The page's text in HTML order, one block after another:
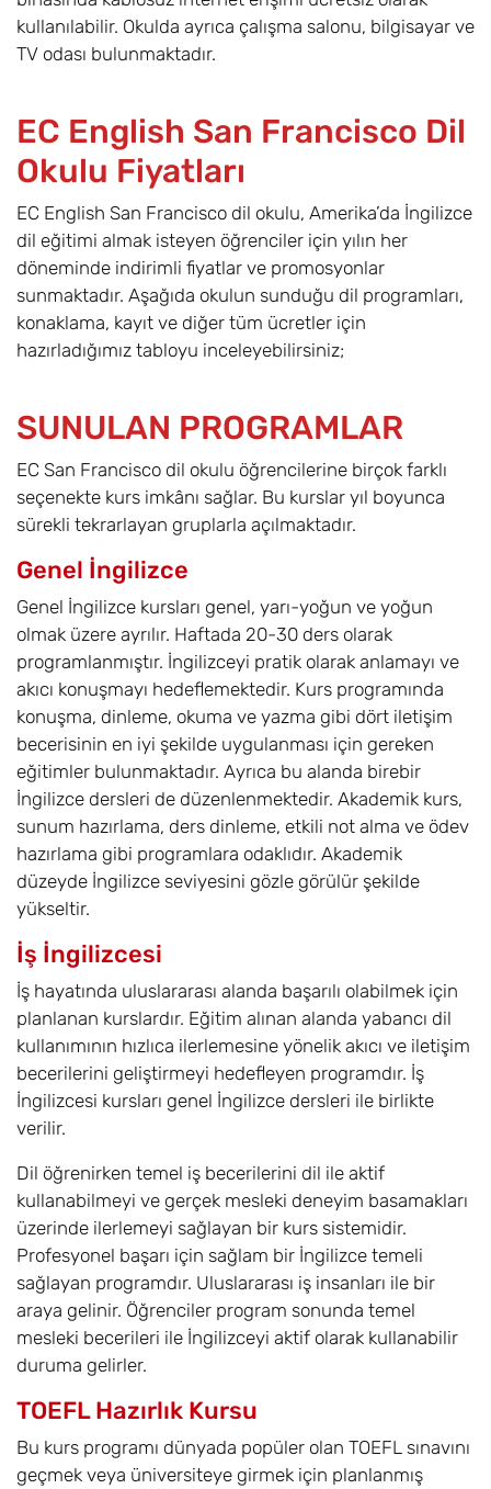
kullanılabilir. Okulda ayrıca çalışma salonu, bilgisayar ve
TV odası bulunmaktadır.
EC English San Francisco Dil
Okulu Fiyatları
EC English San Francisco dil okulu, Amerika’da İngilizce
dil eğitimi almak isteyen öğrenciler için yılın her
döneminde indirimli fiyatlar ve promosyonlar
sunmaktadır. Aşağıda okulun sunduğu dil programları,
konaklama, kayıt ve diğer tüm ücretler için
hazırladığımız tabloyu inceleyebilirsiniz;
SUNULAN PROGRAMLAR
EC San Francisco dil okulu öğrencilerine birçok farklı
seçenekte kurs imkânı sağlar. Bu kurslar yıl boyunca
sürekli tekrarlayan gruplarla açılmaktadır.
Genel İngilizce
Genel İngilizce kursları genel, yarı-yoğun ve yoğun
olmak üzere ayrılır. Haftada 20-30 ders olarak
programlanmıştır. İngilizceyi pratik olarak anlamayı ve
akıcı konuşmayı hedeflemektedir. Kurs programında
konuşma, dinleme, okuma ve yazma gibi dört iletişim
becerisinin en iyi şekilde uygulanması için gereken
eğitimler bulunmaktadır. Ayrıca bu alanda birebir
İngilizce dersleri de düzenlenmektedir. Akademik kurs,
sunum hazırlama, ders dinleme, etkili not alma ve ödev
hazırlama gibi programlara odaklıdır. Akademik
düzeyde İngilizce seviyesini gözle görülür şekilde
yükseltir.
İş İngilizcesi
İş hayatında uluslararası alanda başarılı olabilmek için
planlanan kurslardır. Eğitim alınan alanda yabancı dil
kullanımının hızlıca ilerlemesine yönelik akıcı ve iletişim
becerilerini geliştirmeyi hedefleyen programdır. İş
İngilizcesi kursları genel İngilizce dersleri ile birlikte
verilir.
Dil öğrenirken temel iş becerilerini dil ile aktif
kullanabilmeyi ve gerçek mesleki deneyim basamakları
üzerinde ilerlemeyi sağlayan bir kurs sistemidir.
Profesyonel başarı için sağlam bir İngilizce temeli
sağlayan programdır. Uluslararası iş insanları ile bir
araya gelinir. Öğrenciler program sonunda temel
mesleki becerileri ile İngilizceyi aktif olarak kullanabilir
duruma gelirler.
TOEFL Hazırlık Kursu
Bu kurs programı dünyada popüler olan TOEFL sınavını
geçmek veya üniversiteye girmek için planlanmış